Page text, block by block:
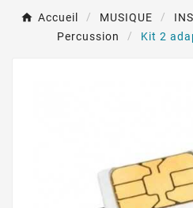
Accueil MUSIQUE
Percussion
Kit 2